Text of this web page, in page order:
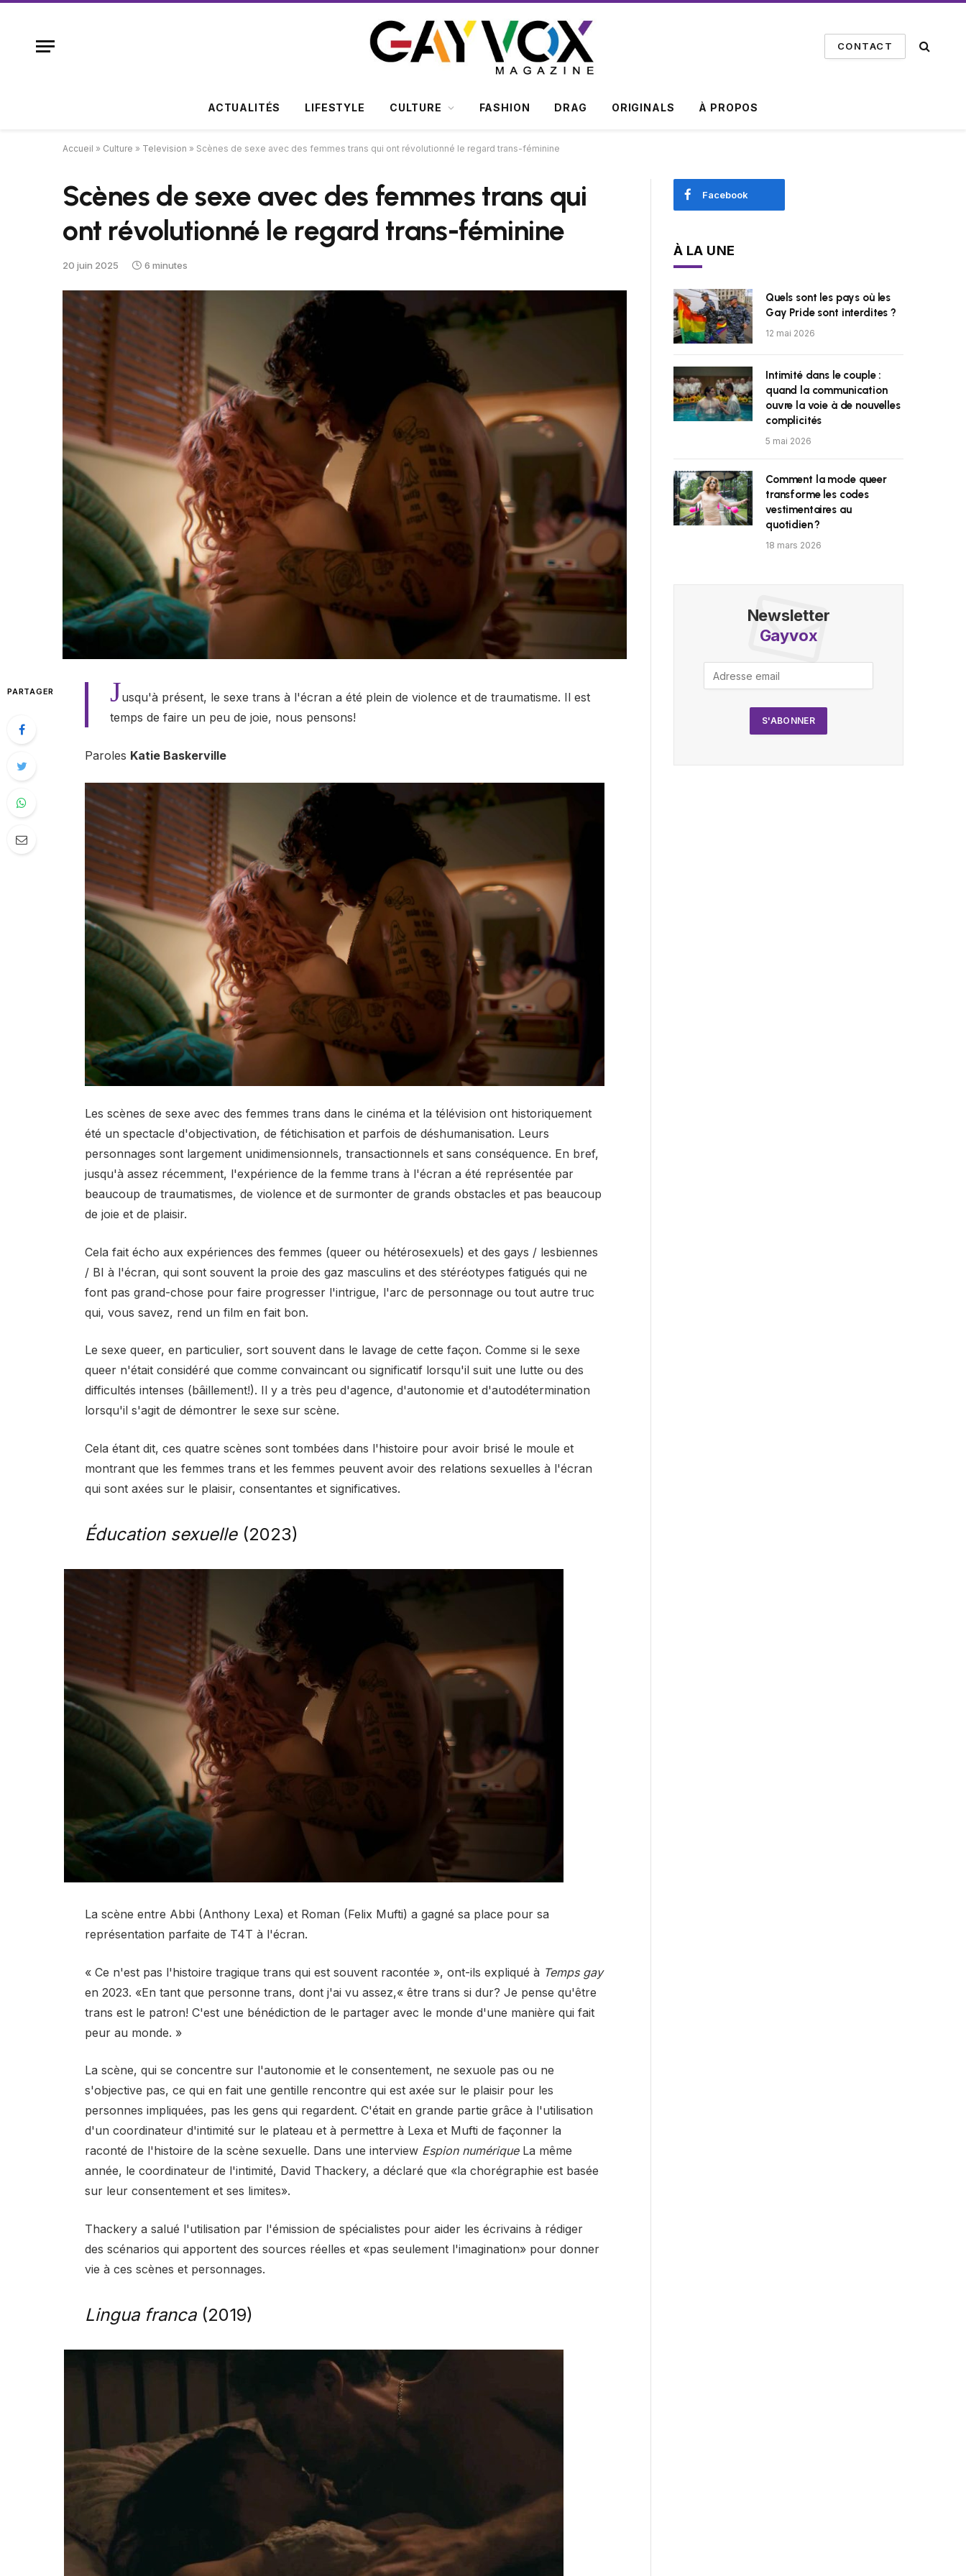
CONTACT
ACTUALITÉS LIFESTYLE CULTURE FASHION DRAG ORIGINALS À PROPOS
Accueil » Culture » Television » Scènes de sexe avec des femmes trans qui ont révolutionné le regard trans-féminine
Scènes de sexe avec des femmes trans qui
ont révolutionné le regard trans-féminine
20 juin 2025 6 minutes
PARTAGER Jusqu'à présent, le sexe trans à l'écran a été plein de violence et de traumatisme. Il est
temps de faire un peu de joie, nous pensons!
Paroles Katie Baskerville
Les scènes de sexe avec des femmes trans dans le cinéma et la télévision ont historiquement
été un spectacle d'objectivation, de fétichisation et parfois de déshumanisation. Leurs
personnages sont largement unidimensionnels, transactionnels et sans conséquence. En bref,
jusqu'à assez récemment, l'expérience de la femme trans à l'écran a été représentée par
beaucoup de traumatismes, de violence et de surmonter de grands obstacles et pas beaucoup
de joie et de plaisir.
Cela fait écho aux expériences des femmes (queer ou hétérosexuels) et des gays / lesbiennes
/ BI à l'écran, qui sont souvent la proie des gaz masculins et des stéréotypes fatigués qui ne
font pas grand-chose pour faire progresser l'intrigue, l'arc de personnage ou tout autre truc
qui, vous savez, rend un film en fait bon.
Le sexe queer, en particulier, sort souvent dans le lavage de cette façon. Comme si le sexe
queer n'était considéré que comme convaincant ou significatif lorsqu'il suit une lutte ou des
difficultés intenses (bâillement!). Il y a très peu d'agence, d'autonomie et d'autodétermination
lorsqu'il s'agit de démontrer le sexe sur scène.
Cela étant dit, ces quatre scènes sont tombées dans l'histoire pour avoir brisé le moule et
montrant que les femmes trans et les femmes peuvent avoir des relations sexuelles à l'écran
qui sont axées sur le plaisir, consentantes et significatives.
Éducation sexuelle (2023)
La scène entre Abbi (Anthony Lexa) et Roman (Felix Mufti) a gagné sa place pour sa
représentation parfaite de T4T à l'écran.
« Ce n'est pas l'histoire tragique trans qui est souvent racontée », ont-ils expliqué à Temps gay
en 2023. «En tant que personne trans, dont j'ai vu assez,« être trans si dur? Je pense qu'être
trans est le patron! C'est une bénédiction de le partager avec le monde d'une manière qui fait
peur au monde. »
La scène, qui se concentre sur l'autonomie et le consentement, ne sexuole pas ou ne
s'objective pas, ce qui en fait une gentille rencontre qui est axée sur le plaisir pour les
personnes impliquées, pas les gens qui regardent. C'était en grande partie grâce à l'utilisation
d'un coordinateur d'intimité sur le plateau et à permettre à Lexa et Mufti de façonner la
raconté de l'histoire de la scène sexuelle. Dans une interview Espion numériqueLa même
année, le coordinateur de l'intimité, David Thackery, a déclaré que «la chorégraphie est basée
sur leur consentement et ses limites».
Thackery a salué l'utilisation par l'émission de spécialistes pour aider les écrivains à rédiger
des scénarios qui apportent des sources réelles et «pas seulement l'imagination» pour donner
vie à ces scènes et personnages.
Lingua franca (2019)
Facebook
À LA UNE
Quels sont les pays où les
Gay Pride sont interdites ?
12 mai 2026
Intimité dans le couple :
quand la communication
ouvre la voie à de nouvelles
complicités
5 mai 2026
Comment la mode queer
transforme les codes
vestimentaires au
quotidien ?
18 mars 2026
Newsletter
Gayvox